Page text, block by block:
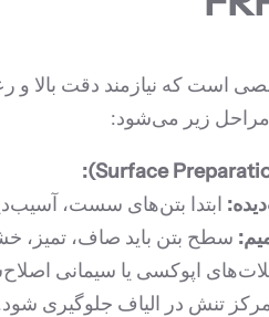
زیر می‌شود:
ابتدا بتن‌های سست،
سطح بتن باید صاف، تمیز،
تنش در الیاف جلوگیری